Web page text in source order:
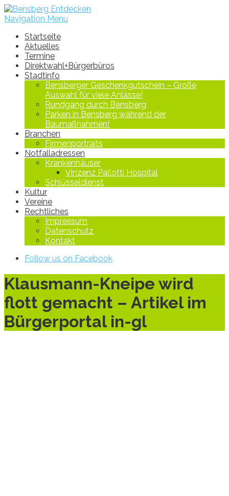
Navigation Menu
Startseite
Aktuelles
Termine
Direktwahl+Bürgerbüros
Stadtinfo
Bensberger Geschenkgutschein – Große
Auswahl für viele Anlässe!
Rundgang durch Bensberg
Parken in Bensberg während der
Baumaßnahmen!
Branchen
Firmenportraits
Notfalladressen
Krankenhäuser
Vinzenz Pallotti Hospital
Schlüsseldienst
Kultur
Vereine
Rechtliches
Impressum
Datenschutz
Kontakt
Follow us on Facebook
Klausmann-Kneipe wird
flott gemacht – Artikel im
Bürgerportal in-gl